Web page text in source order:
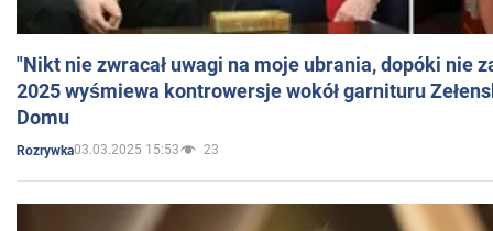
"Nikt nie zwracał uwagi na moje ubrania, dopóki nie
2025 wyśmiewa kontrowersje wokół garnituru
Domu
Rozrywka03.03.2025 15:53 23